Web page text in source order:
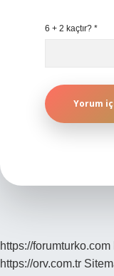
6 + 2 kaçtır? *
https://forumturko.com
https://orv.com.tr